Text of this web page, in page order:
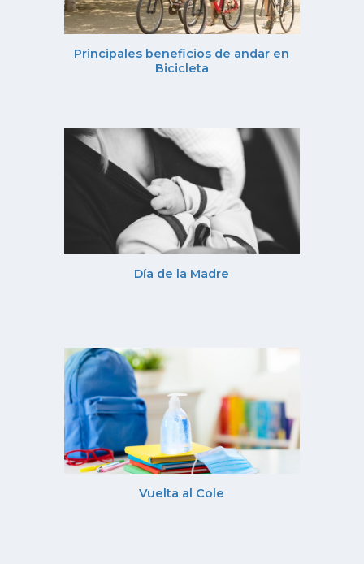
Principales beneficios de andar en
Bicicleta
Día de la Madre
Vuelta al Cole